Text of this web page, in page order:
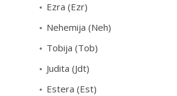
Ezra (Ezr)
Nehemija (Neh)
Tobija (Tob)
Judita (Jdt)
Estera (Est)